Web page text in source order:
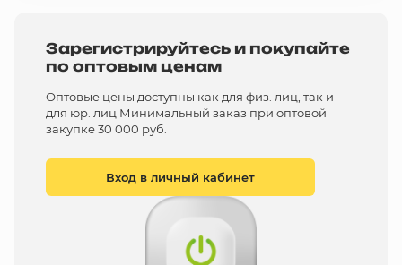
Зарегистрируйтесь и покупайте
по оптовым ценам
Оптовые цены доступны как для физ. лиц, так и
для юр. лиц Минимальный заказ при оптовой
закупке 30 000 руб.
Вход в личный кабинет